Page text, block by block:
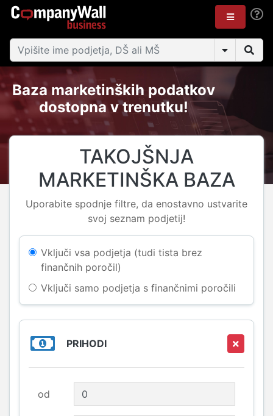
Baza marketinških podatkov
dostopna v trenutku!
TAKOJŠNJA
MARKETINŠKA BAZA
Uporabite spodnje filtre, da enostavno ustvarite
svoj seznam podjetij!
Vključi vsa podjetja (tudi tista brez
finančnih poročil)
Vključi samo podjetja s finančnimi poročili
PRIHODI
od